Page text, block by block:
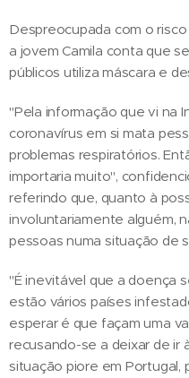
Despreocupada com o
a jovem Camila conta que
públicos utiliza máscara e
"Pela informação que vi na
coronavírus em si mata
problemas respiratórios.
importaria muito",
referindo que, quanto à
involuntariamente alguém,
pessoas numa situação de
"É inevitável que a doença
estão vários países
esperar é que façam uma
recusando-se a deixar de ir
situação piore em Portugal,